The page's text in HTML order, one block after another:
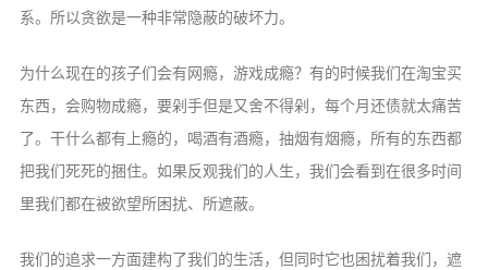
系。所以贪欲是一种非常隐蔽的破坏力。
为什么现在的孩子们会有网瘾，游戏成瘾？有的时候我们在淘宝买
东西，会购物成瘾，要剁手但是又舍不得剁，每个月还债就太痛苦
了。干什么都有上瘾的，喝酒有酒瘾，抽烟有烟瘾，所有的东西都
把我们死死的捆住。如果反观我们的人生，我们会看到在很多时间
里我们都在被欲望所困扰、所遮蔽。
我们的追求一方面建构了我们的生活，但同时它也困扰着我们，遮